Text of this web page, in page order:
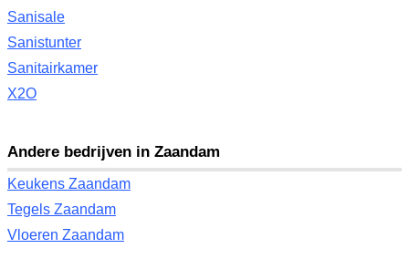
Sanisale
Sanistunter
Sanitairkamer
X2O
Andere bedrijven in Zaandam
Keukens Zaandam
Tegels Zaandam
Vloeren Zaandam